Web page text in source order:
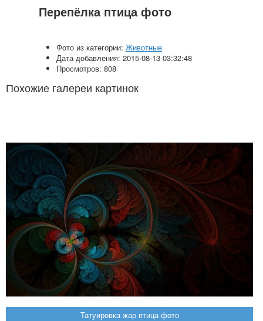
Перепёлка птица фото
Фото из категории: Животные
Дата добавления: 2015-08-13 03:32:48
Просмотров: 808
Похожие галереи картинок
Татуировка жар птица фото